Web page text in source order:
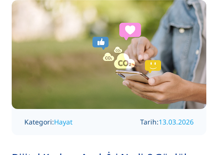
Kategori:Hayat Tarih:13.03.2026